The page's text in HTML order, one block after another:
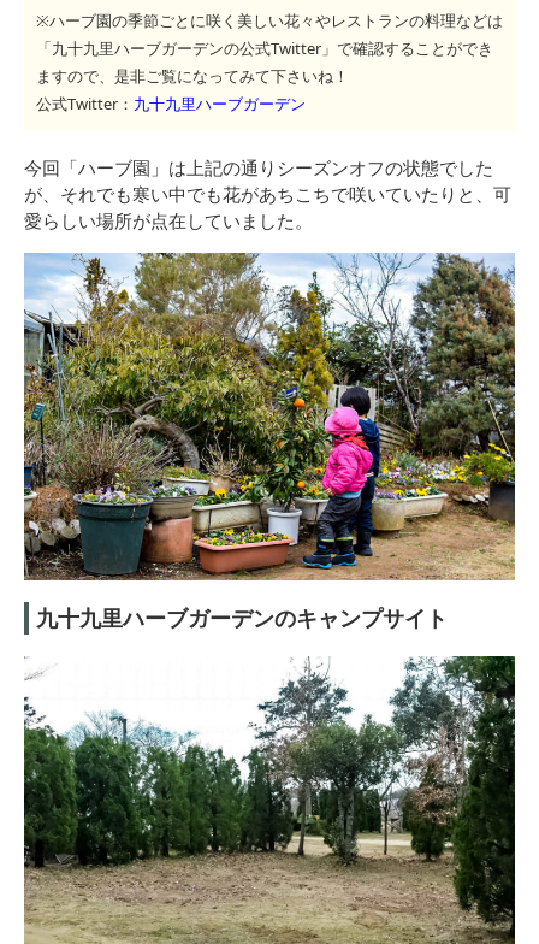
※ハーブ園の季節ごとに咲く美しい花々やレストランの料理などは
「九十九里ハーブガーデンの公式Twitter」で確認することができ
ますので、是非ご覧になってみて下さいね！
公式Twitter： 九十九里ハーブガーデン
今回「ハーブ園」は上記の通りシーズンオフの状態でした
が、それでも寒い中でも花があちこちで咲いていたりと、可
愛らしい場所が点在していました。
九十九里ハーブガーデンのキャンプサイト